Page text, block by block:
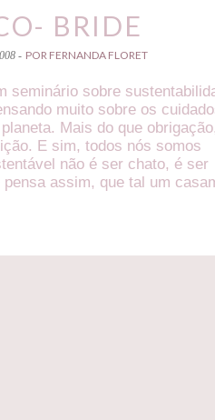
BRIDE
- POR FERNANDA FLORET
seminário sobre
muito sobre os
Mais do que
E sim, todos nós somos
não é ser chato, é ser
assim, que tal um